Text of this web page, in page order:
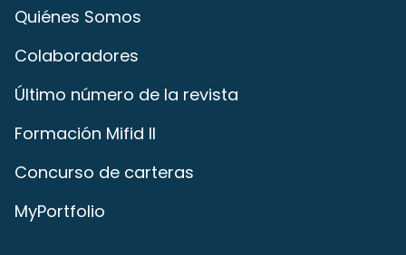
Quiénes Somos
Colaboradores
Último número de la revista
Formación Mifid II
Concurso de carteras
MyPortfolio